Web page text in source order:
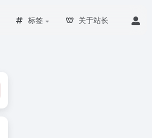
标签 关于站长